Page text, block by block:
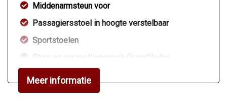
Middenarmsteun voor
Passagiersstoel in hoogte verstelbaar
Sportstoelen
Stuur en versnellingspook (kunst)leder
Stuurbekrachtiging
Stuurbekrachtiging snelheidsafhankelijk
Meer informatie